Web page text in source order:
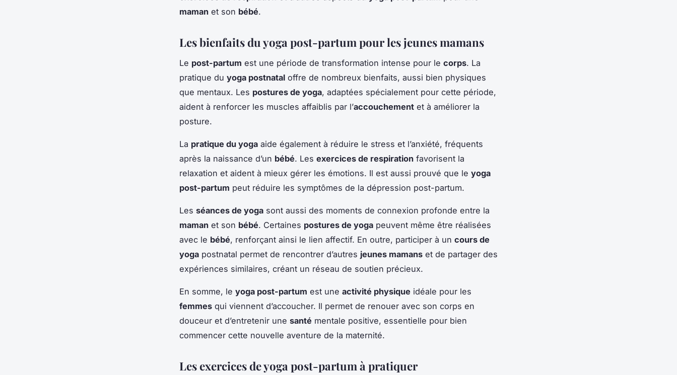
maman et son bébé.
Les bienfaits du yoga post-partum pour les jeunes mamans
Le post-partum est une période de transformation intense pour le corps. La
pratique du yoga postnatal offre de nombreux bienfaits, aussi bien physiques
que mentaux. Les postures de yoga, adaptées spécialement pour cette période,
aident à renforcer les muscles affaiblis par l’accouchement et à améliorer la
posture.
La pratique du yoga aide également à réduire le stress et l’anxiété, fréquents
après la naissance d’un bébé. Les exercices de respiration favorisent la
relaxation et aident à mieux gérer les émotions. Il est aussi prouvé que le yoga
post-partum peut réduire les symptômes de la dépression post-partum.
Les séances de yoga sont aussi des moments de connexion profonde entre la
maman et son bébé. Certaines postures de yoga peuvent même être réalisées
avec le bébé, renforçant ainsi le lien affectif. En outre, participer à un cours de
yoga postnatal permet de rencontrer d’autres jeunes mamans et de partager des
expériences similaires, créant un réseau de soutien précieux.
En somme, le yoga post-partum est une activité physique idéale pour les
femmes qui viennent d’accoucher. Il permet de renouer avec son corps en
douceur et d’entretenir une santé mentale positive, essentielle pour bien
commencer cette nouvelle aventure de la maternité.
Les exercices de yoga post-partum à pratiquer